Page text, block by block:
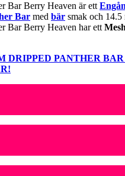
Bar Berry Heaven är ett
Bar med bär smak och
Bar Berry Heaven har ett Mesh
DRIPPED PANTHER